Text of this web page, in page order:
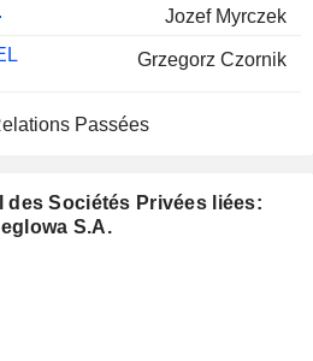
Jozef Myrczek
Grzegorz Czornik
ENERGIA
Passées
Sociétés Privées liées:
S.A.